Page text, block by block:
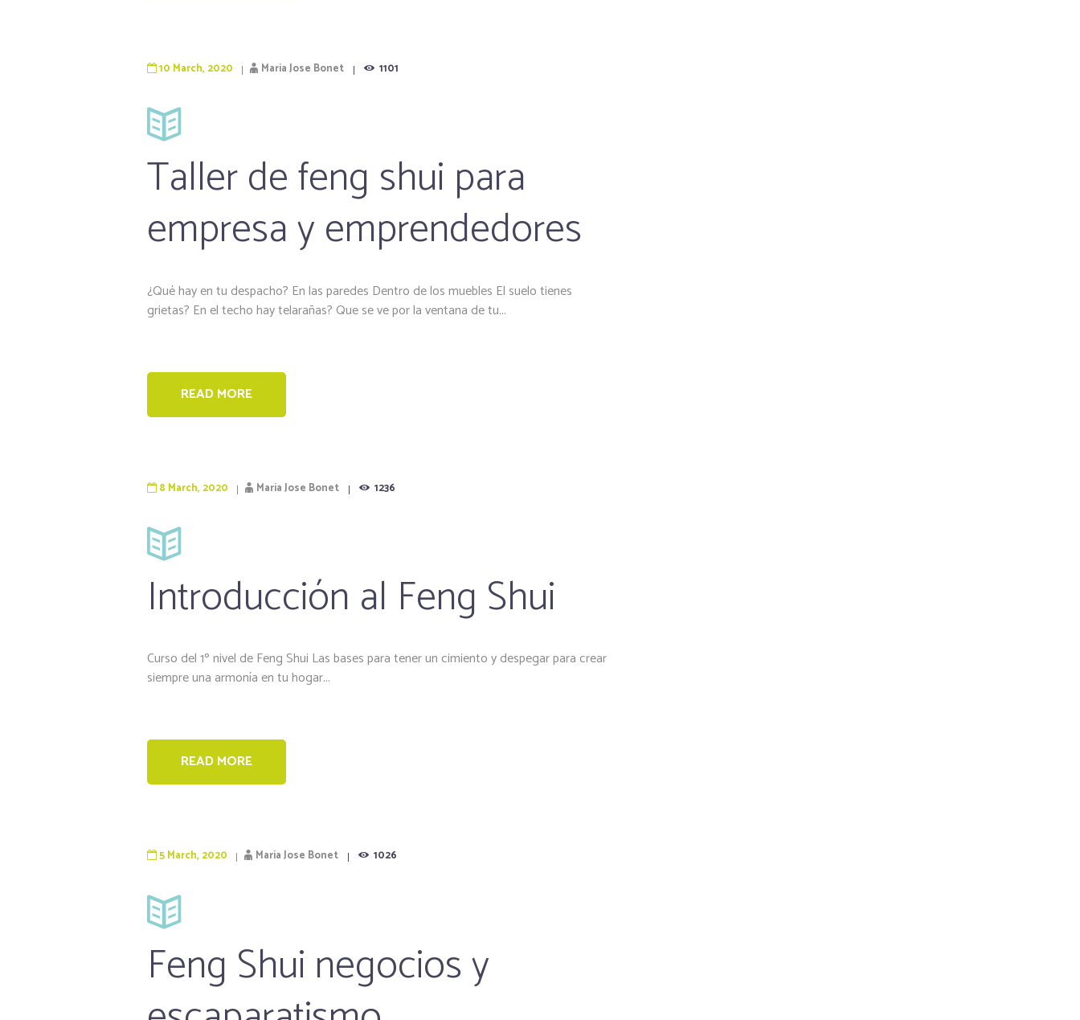
10 March, 2020 Maria Jose Bonet 1101
Taller de feng shui para
empresa y emprendedores
¿Qué hay en tu despacho? En las paredes Dentro de los muebles El suelo tienes
grietas? En el techo hay telarañas? Que se ve por la ventana de tu...
READ MORE
8 March, 2020 Maria Jose Bonet 1236
Introducción al Feng Shui
Curso del 1º nivel de Feng Shui Las bases para tener un cimiento y despegar para crear
siempre una armonía en tu hogar...
READ MORE
5 March, 2020 Maria Jose Bonet 1026
Feng Shui negocios y